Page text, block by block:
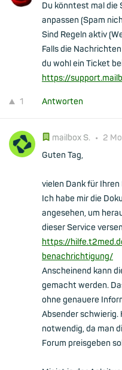
Du könntest mal die
anpassen (Spam
Sind Regeln aktiv
Falls die
du wohl ein Ticket
https://
1 Antworten
mailbox S. • 2
Guten Tag,
vielen Dank für
Ich habe mir die
angesehen, um
dieser Service
https://
benachrichtigung/
Anscheinend kann
gemacht werden.
ohne genauere
Absender
notwendig, da man
Forum preisgeben